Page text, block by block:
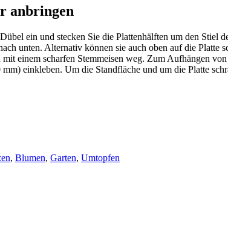
anbringen
ein und stecken Sie die Plattenhälften um den Stiel
unten. Alternativ können sie auch oben auf die Platte
einem scharfen Stemmeisen weg. Zum Aufhängen
einkleben. Um die Standfläche und um die Platte
, Blumen, Garten, Umtopfen